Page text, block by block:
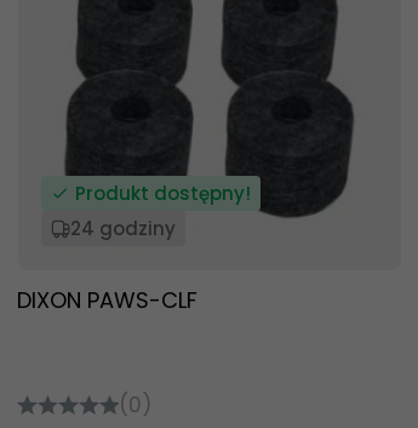
Produkt dostępny!
24 godziny
DIXON PAWS-CLF
(0)